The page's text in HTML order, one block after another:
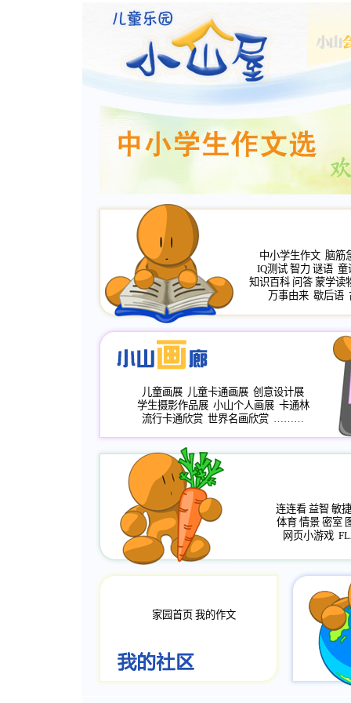
中小学生作文 脑筋
IQ测试 智力 谜语 童
知识百科 问答 蒙学读
万事由来 歇后语
儿童画展 儿童卡通画展 创意设计展
学生摄影作品展 小山个人画展 卡通林
流行卡通欣赏 世界名画欣赏 ………
连连看 益智 敏捷
体育 情景 密室
网页小游戏
家园首页 我的作文